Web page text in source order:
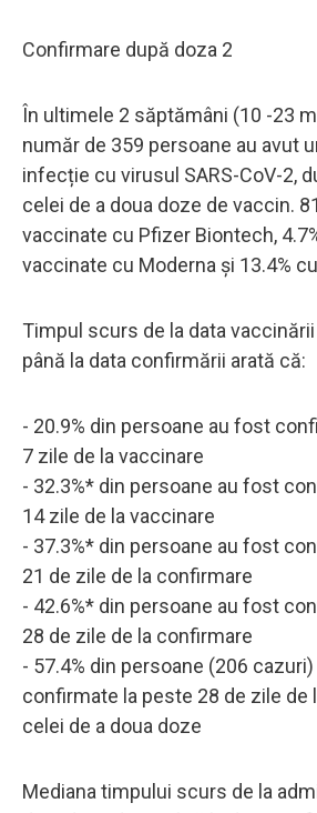
Confirmare după doza 2
În ultimele 2 săptămâni (10 -23
număr de 359 persoane au avut
infecție cu virusul SARS-CoV-2,
celei de a doua doze de vaccin.
vaccinate cu Pfizer Biontech,
vaccinate cu Moderna și 13.4%
Timpul scurs de la data
până la data confirmării arată că:
- 20.9% din persoane au fost
7 zile de la vaccinare
- 32.3%* din persoane au fost
14 zile de la vaccinare
- 37.3%* din persoane au fost
21 de zile de la confirmare
- 42.6%* din persoane au fost
28 de zile de la confirmare
- 57.4% din persoane (206
confirmate la peste 28 de zile de
celei de a doua doze
Mediana timpului scurs de la